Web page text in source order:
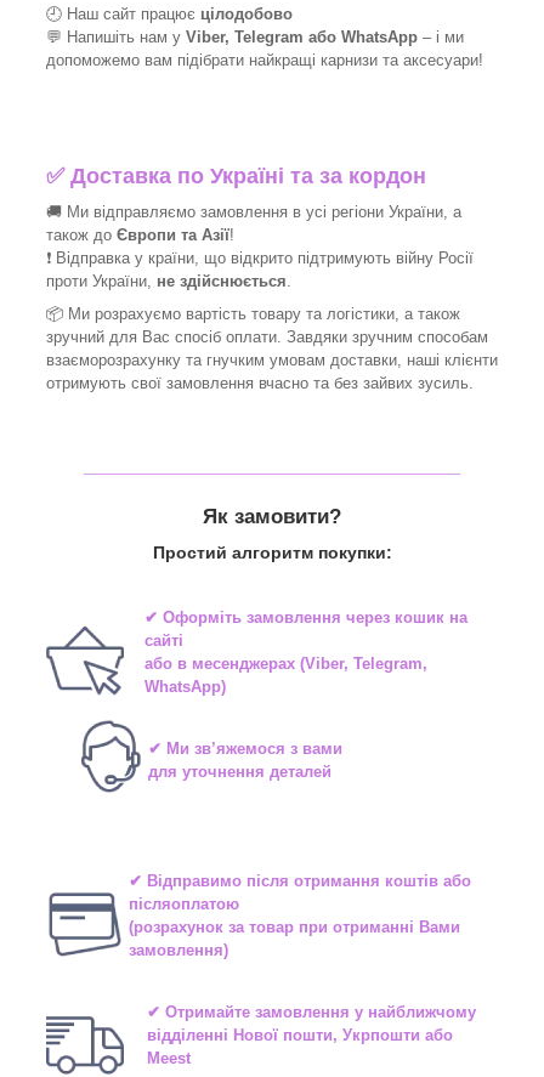
🕘 Наш сайт працює цілодобово
💬 Напишіть нам у Viber, Telegram або WhatsApp – і ми
допоможемо вам підібрати найкращі карнизи та аксесуари!
✅Доставка по Україні та за кордон
🚚 Ми відправляємо замовлення в усі регіони України, а
також до Європи та Азії!
❗ Відправка у країни, що відкрито підтримують війну Росії
проти України, не здійснюється
📦 Ми розрахуємо вартість товару та логістики, а також
зручний для Вас спосіб оплати. Завдяки зручним способам
взаєморозрахунку та гнучким умовам доставки, наші клієнти
отримують свої замовлення вчасно та без зайвих зусиль.
Як замовити?
Простий алгоритм покупки:
✔ Оформіть замовлення через кошик на
сайті
або в месенджерах(Viber, Telegram,
WhatsApp)
✔ Ми зв’яжемося з вами
для уточнення деталей
✔ Відправимо після отримання коштів або
післяоплатою
(розрахунок за товар при отриманні Вами
замовлення)
✔ Отримайте замовлення у найближчому
відділенні Нової пошти, Укрпошти або
Meest